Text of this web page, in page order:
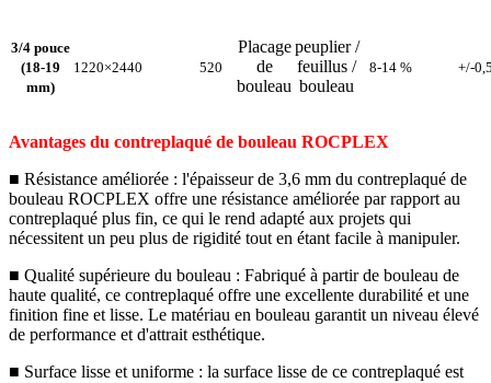
3/4 pouce
(18-19
mm)
1220×2440 520
Placage
de
bouleau
peuplier /
feuillus /
bouleau
8-14 % +/-
Avantages du contreplaqué de bouleau ROCPLEX
■ Résistance améliorée : l'épaisseur de 3,6 mm du contreplaqué de
bouleau ROCPLEX offre une résistance améliorée par rapport au
contreplaqué plus fin, ce qui le rend adapté aux projets qui
nécessitent un peu plus de rigidité tout en étant facile à manipuler.
■ Qualité supérieure du bouleau : Fabriqué à partir de bouleau de
haute qualité, ce contreplaqué offre une excellente durabilité et une
finition fine et lisse. Le matériau en bouleau garantit un niveau élevé
de performance et d'attrait esthétique.
■ Surface lisse et uniforme : la surface lisse de ce contreplaqué est